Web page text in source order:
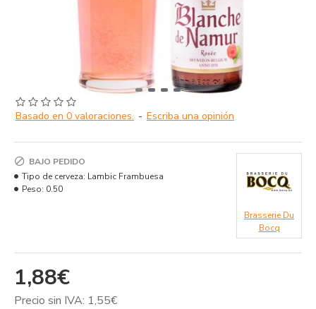
Basado en 0 valoraciones. - Escriba una opinión
1,88€
Precio sin IVA: 1,55€
BAJO PEDIDO
Tipo de cerveza: Lambic Frambuesa
Peso: 0.50
Brasserie Du
Bocq